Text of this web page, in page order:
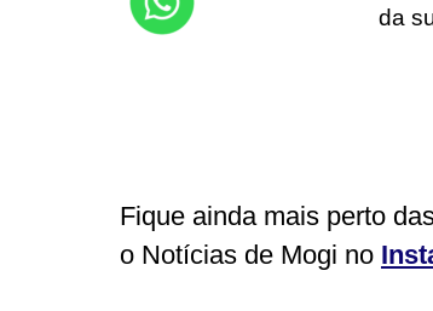
da
Fique ainda mais perto
o Notícias de Mogi no